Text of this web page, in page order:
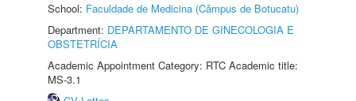
School: Faculdade de Medicina (Câmpus de Botucatu)
Department: DEPARTAMENTO DE GINECOLOGIA E
OBSTETRÍCIA
Academic Appointment Category: RTC Academic title:
MS-3.1